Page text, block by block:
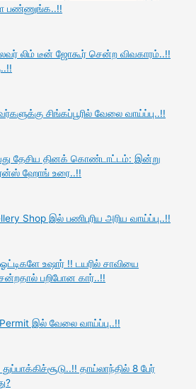
பண்ணுங்க..!!
லிம் டீன் ஜோகூர் சென்ற விவகாரம்..!!
சிங்கப்பூரில் வேலை வாய்ப்பு..!!
வது தேசிய தினக் கொண்டாட்டம்: இன்று
ஹோங் உரை..!!
Shop இல் பணிபுரிய அரிய வாய்ப்பு..!!
உஷார் !! டயரில் சாவியை
பறிபோன கார்..!!
Permit இல் வேலை வாய்ப்பு..!!
தாய்லாந்தில் 8 பேர்